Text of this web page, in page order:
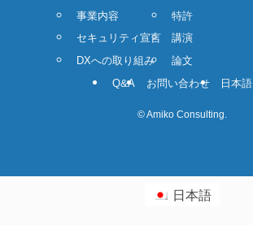
事業内容
セキュリティ宣言
DXへの取り組み
特許
講演
論文
Q&A お問い合わせ 日本語
©Amiko Consulting.
日本語